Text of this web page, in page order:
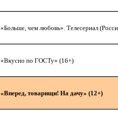
«Больше, чем любовь». Телесериал
«Вкусно по ГОСТу» (16+)
«Вперед, товарищи! На дачу» (12+)